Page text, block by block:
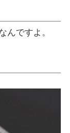
んですよ。